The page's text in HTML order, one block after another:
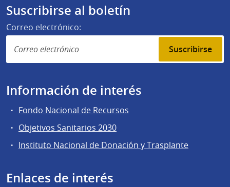
Suscribirse al boletín
Correo electrónico:
Suscribirse
Información de interés
Fondo Nacional de Recursos
Objetivos Sanitarios 2030
Instituto Nacional de Donación y Trasplante
Enlaces de interés